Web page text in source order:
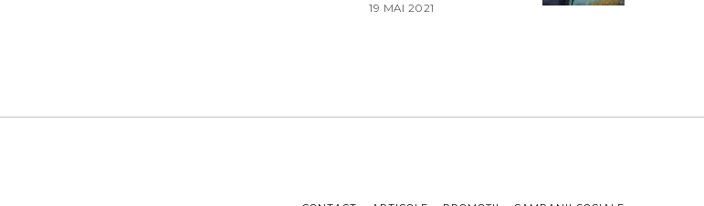
19 MAI 2021